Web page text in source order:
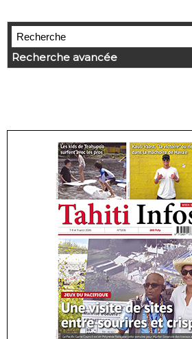
Recherche avancée